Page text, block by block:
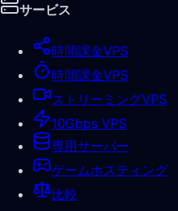
サービス
時間課金VPS
時間課金VPS
ストリーミングVPS
10Gbps VPS
専用サーバー
ゲームホスティング
比較